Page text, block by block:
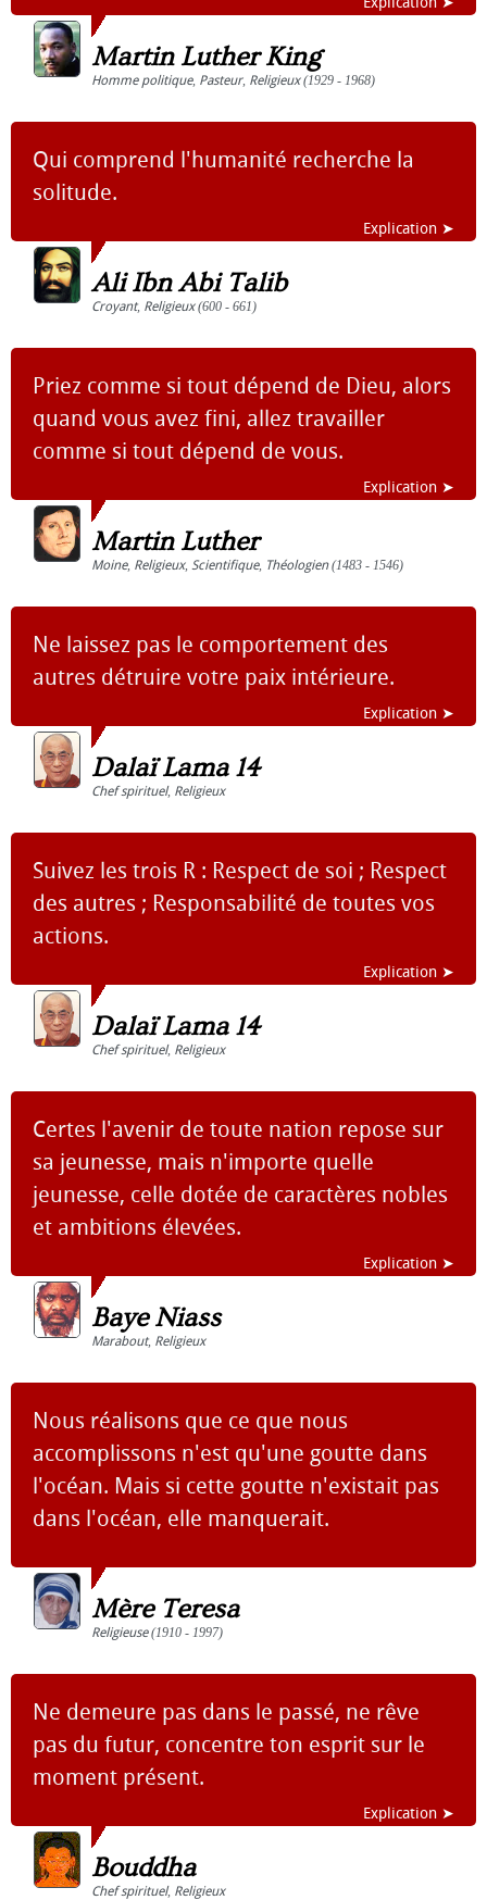
Martin Luther King
Homme politique, Pasteur, Religieux(1929 - 1968)
Qui comprend l'humanité recherche la
solitude.
Explication ➤
Ali Ibn Abi Talib
Croyant, Religieux(600 - 661)
Priez comme si tout dépend de Dieu, alors
quand vous avez fini, allez travailler
comme si tout dépend de vous.
Explication ➤
Martin Luther
Moine, Religieux, Scientifique, Théologien(1483 - 1546)
Ne laissez pas le comportement des
autres détruire votre paix intérieure.
Explication ➤
Dalaï Lama 14
Chef spirituel, Religieux
Suivez les trois R : Respect de soi ; Respect
des autres ; Responsabilité de toutes vos
actions.
Explication ➤
Dalaï Lama 14
Chef spirituel, Religieux
Certes l'avenir de toute nation repose sur
sa jeunesse, mais n'importe quelle
jeunesse, celle dotée de caractères nobles
et ambitions élevées.
Explication ➤
Baye Niass
Marabout, Religieux
Nous réalisons que ce que nous
accomplissons n'est qu'une goutte dans
l'océan. Mais si cette goutte n'existait pas
dans l'océan, elle manquerait.
Mère Teresa
Religieuse(1910 - 1997)
Ne demeure pas dans le passé, ne rêve
pas du futur, concentre ton esprit sur le
moment présent.
Explication ➤
Bouddha
Chef spirituel, Religieux